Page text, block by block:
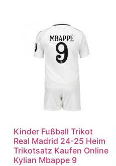
Kinder Fußball Trikot
Real Madrid 24-25 Heim
Trikotsatz Kaufen Online
Kylian Mbappe 9